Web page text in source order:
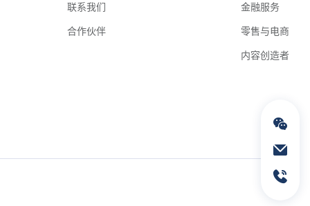
联系我们
合作伙伴
金融服务
零售与电商
内容创造者
service@geeksend.com